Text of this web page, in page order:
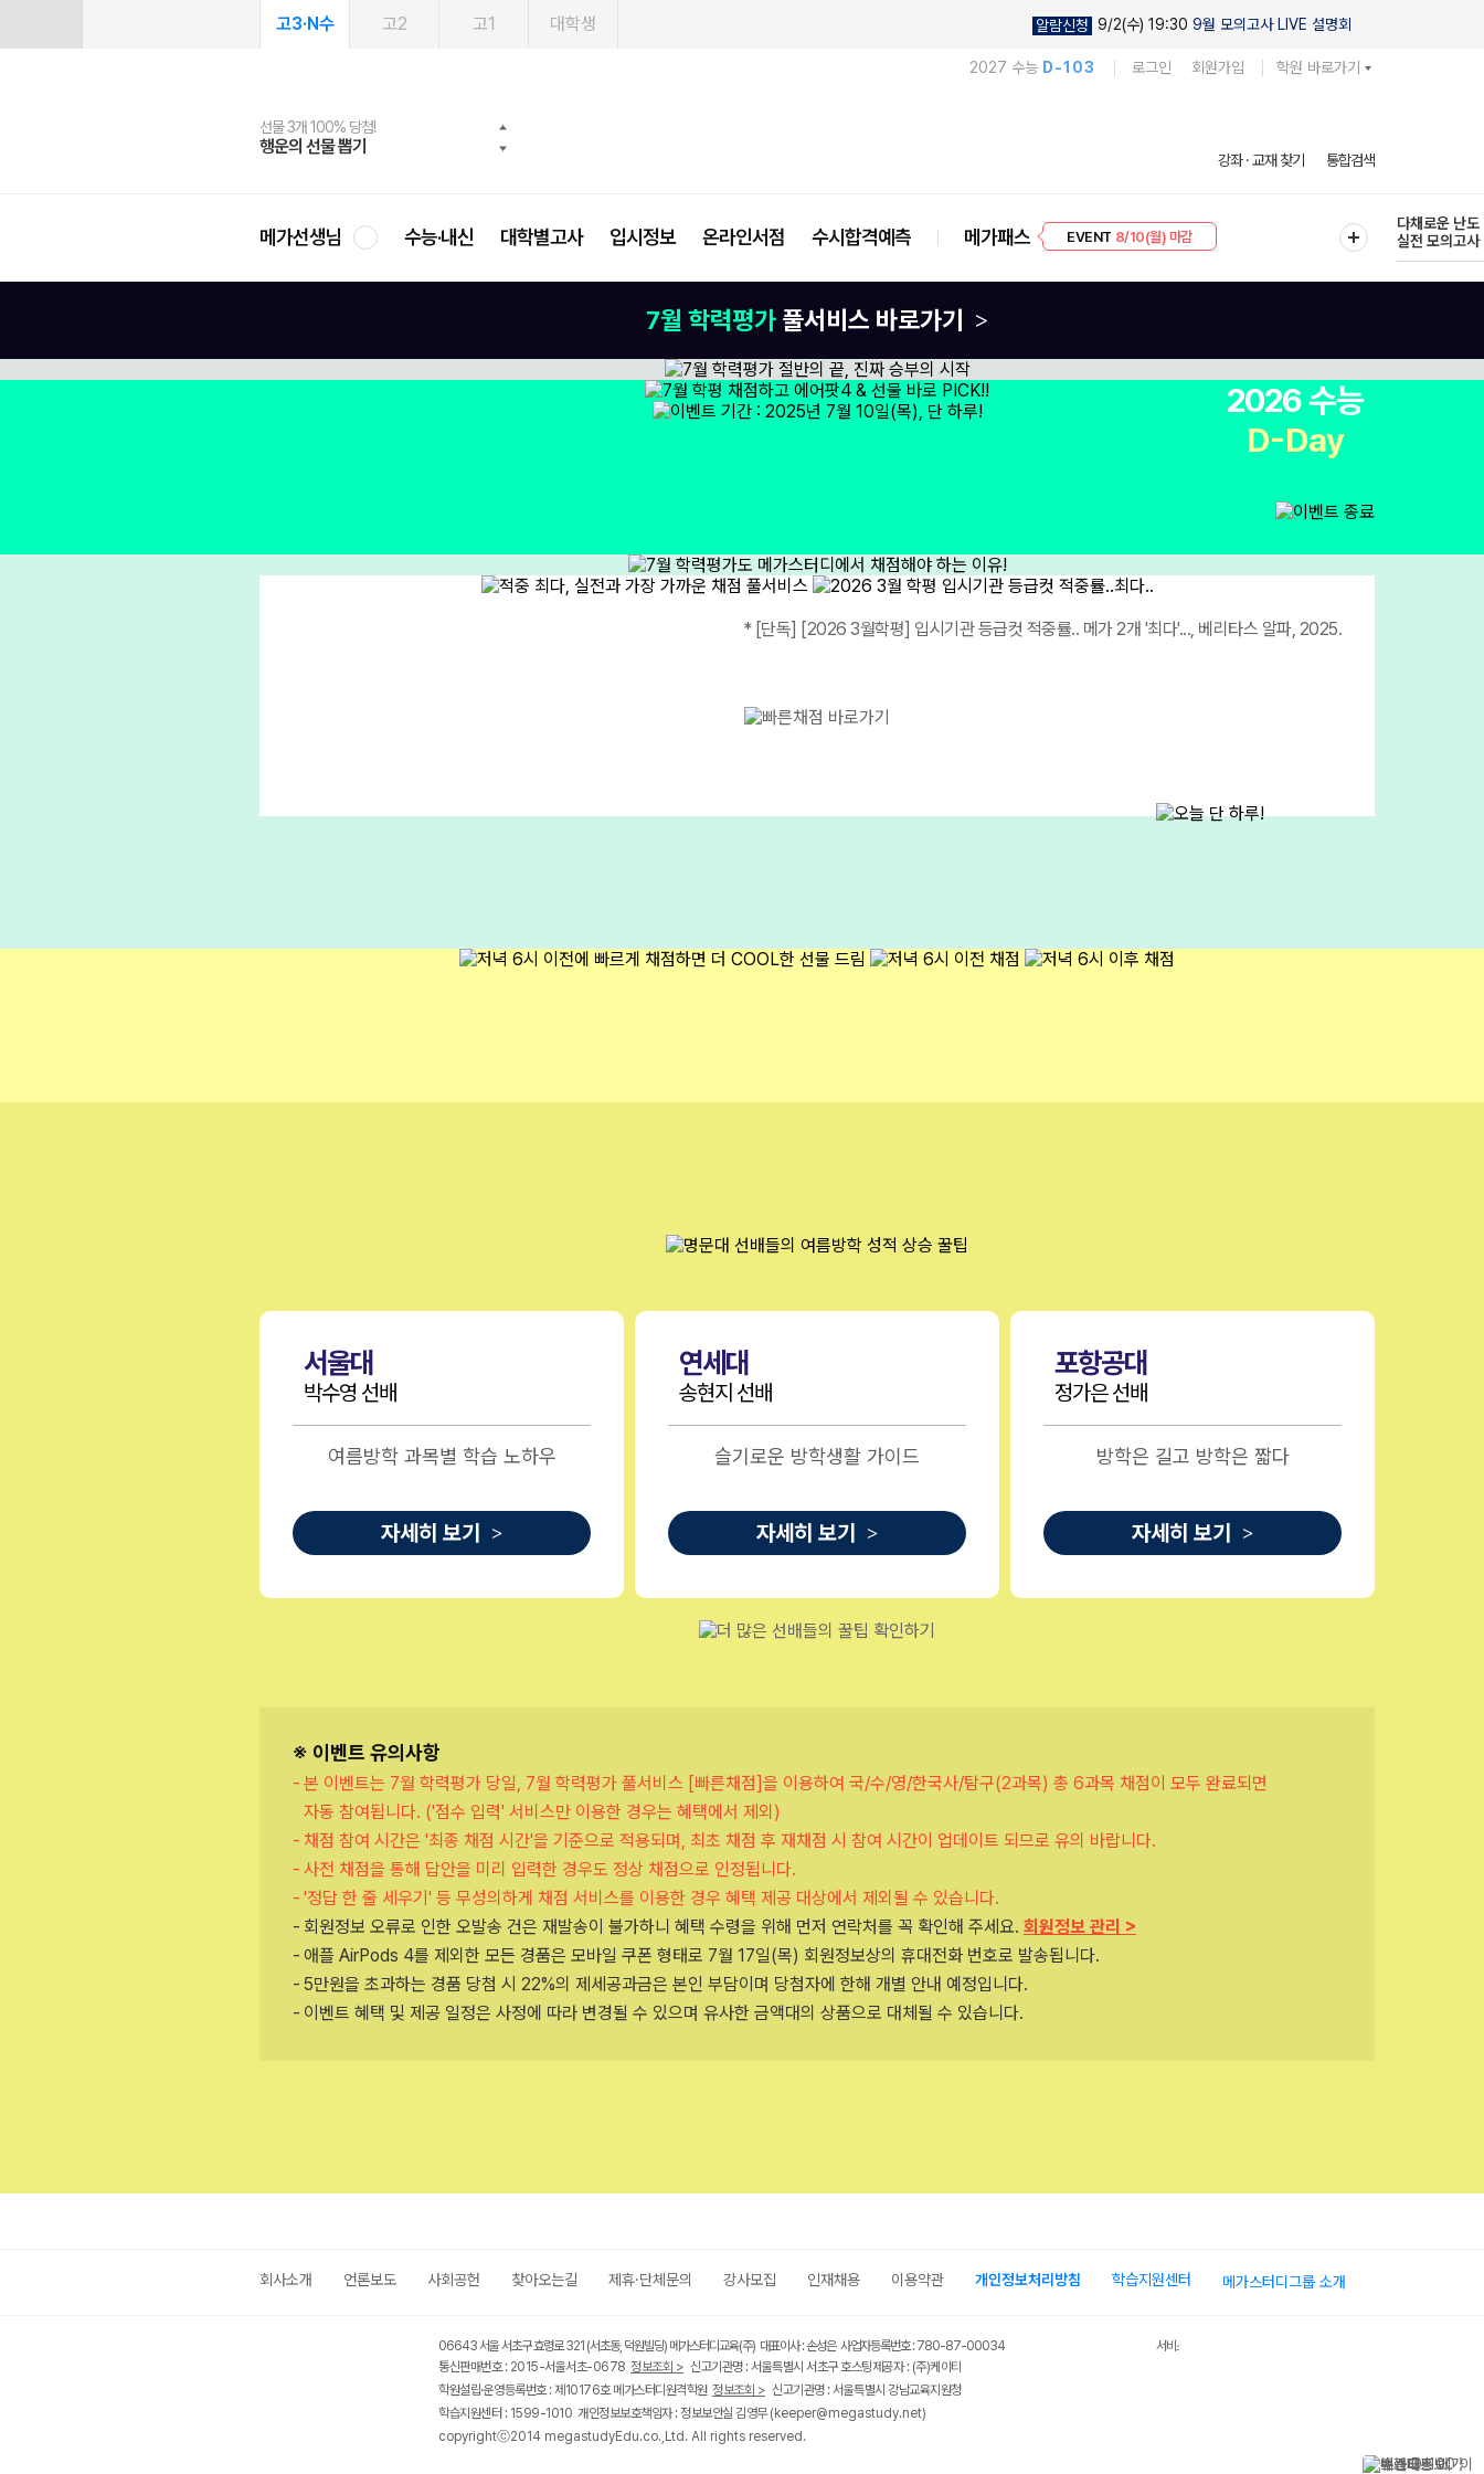
고3·N수 고2 고1 대학생 알람신청 9/2(수) 19:30 9월 모의고사 LIVE 설명회
2027 수능 D-103 로그인 회원가입 학원 바로가기
선물 3개 100% 당첨!
행운의 선물 뽑기
선물 100% 증정!
메가스터디 X 올리브
여름방학 스터디 캐시백
메가런 썸머스쿨
2027 러셀 단과
강사 공개선발
스마트러닝앱
설문 EVENT
메가패스
3일 무료 체험권
메가패스 수강생 무료혜택!
메가클럽 멤버십
사회공헌 캠페인
희망이룸 메가나눔
강좌 · 교재 찾기 통합검색
메가선생님 수능·내신 대학별고사 입시정보 온라인서점 수시합격예측 메가패스
EVENT 8/10(월) 마감
다채로운 난도
실전 모의고사
7월 학력평가 풀서비스 바로가기 >
2026 수능
D-Day
* [단독] [2026 3월학평] 입시기관 등급컷 적중률.. 메가 2개 '최다'..., 베리타스 알파, 2025.
서울대
박수영 선배
여름방학 과목별 학습 노하우
자세히 보기 >
연세대
송현지 선배
슬기로운 방학생활 가이드
자세히 보기 >
포항공대
정가은 선배
방학은 길고 방학은 짧다
자세히 보기 >
※ 이벤트 유의사항
본 이벤트는 7월 학력평가 당일, 7월 학력평가 풀서비스 [빠른채점]을 이용하여 국/수/영/한국사/탐구(2과목) 총 6과목 채점이 모두 완료되면
자동 참여됩니다. ('점수 입력' 서비스만 이용한 경우는 혜택에서 제외)
채점 참여 시간은 '최종 채점 시간'을 기준으로 적용되며, 최초 채점 후 재채점 시 참여 시간이 업데이트 되므로 유의 바랍니다.
사전 채점을 통해 답안을 미리 입력한 경우도 정상 채점으로 인정됩니다.
'정답 한 줄 세우기' 등 무성의하게 채점 서비스를 이용한 경우 혜택 제공 대상에서 제외될 수 있습니다.
회원정보 오류로 인한 오발송 건은 재발송이 불가하니 혜택 수령을 위해 먼저 연락처를 꼭 확인해 주세요. 회원정보 관리 >
애플 AirPods 4를 제외한 모든 경품은 모바일 쿠폰 형태로 7월 17일(목) 회원정보상의 휴대전화 번호로 발송됩니다.
5만원을 초과하는 경품 당첨 시 22%의 제세공과금은 본인 부담이며 당첨자에 한해 개별 안내 예정입니다.
이벤트 혜택 및 제공 일정은 사정에 따라 변경될 수 있으며 유사한 금액대의 상품으로 대체될 수 있습니다.
회사소개 언론보도 사회공헌 찾아오는길 제휴·단체문의 강사모집 인재채용 이용약관 개인정보처리방침 학습지원센터 메가스터디그룹 소개
06643 서울 서초구 효령로 321 (서초동, 덕원빌딩) 메가스터디교육(주) 대표이사 : 손성은 사업자등록번호 : 780-87-00034
통신판매번호 : 2015-서울서초-0678 정보조회 > 신고기관명 : 서울특별시 서초구 호스팅제공자 : (주)케이티
학원설립·운영등록번호 : 제10176호 메가스터디원격학원 정보조회 > 신고기관명 : 서울특별시 강남교육지원청
학습지원센터 : 1599-1010 개인정보보호책임자 : 정보보안실 김영무(keeper@megastudy.net)
copyrightⓒ2014 megastudyEdu.co.,Ltd. All rights reserved.
서비스 가입사실 확인